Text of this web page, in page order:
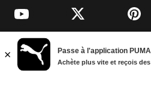
YouTube Twitter
© PUMA EUROPE